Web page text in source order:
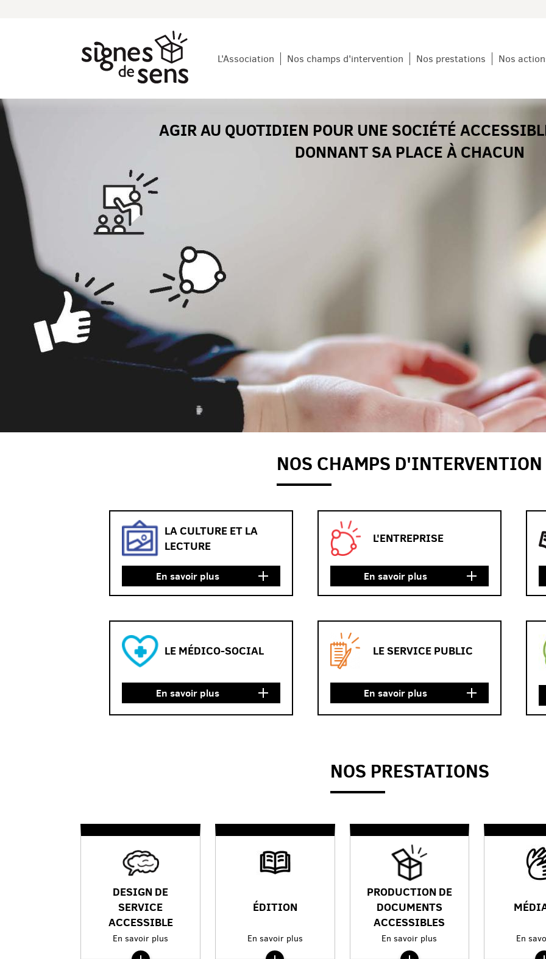
L'Association Nos champs d'intervention Nos prestations Nos
AGIR AU QUOTIDIEN POUR UNE SOCIÉTÉ
DONNANT SA PLACE À CHACUN
NOS CHAMPS D'INTERVENTION
LA CULTURE ET LA
LECTURE
En savoir plus
L'ENTREPRISE
En savoir plus
LE MÉDICO-SOCIAL
En savoir plus
LE SERVICE PUBLIC
En savoir plus
NOS PRESTATIONS
DESIGN DE
SERVICE
ACCESSIBLE
En savoir plus
ÉDITION
En savoir plus
PRODUCTION DE
DOCUMENTS
ACCESSIBLES
En savoir plus En